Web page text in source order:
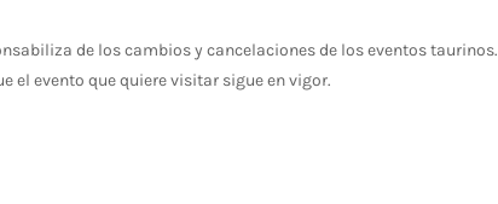
de los cambios y cancelaciones de los eventos taurinos.
el evento que quiere visitar sigue en vigor.